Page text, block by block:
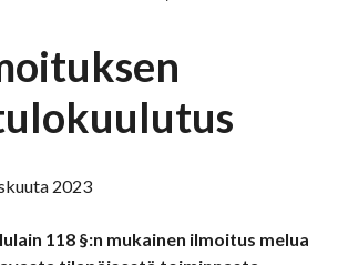
2023
118 §:n mukainen ilmoitus melua